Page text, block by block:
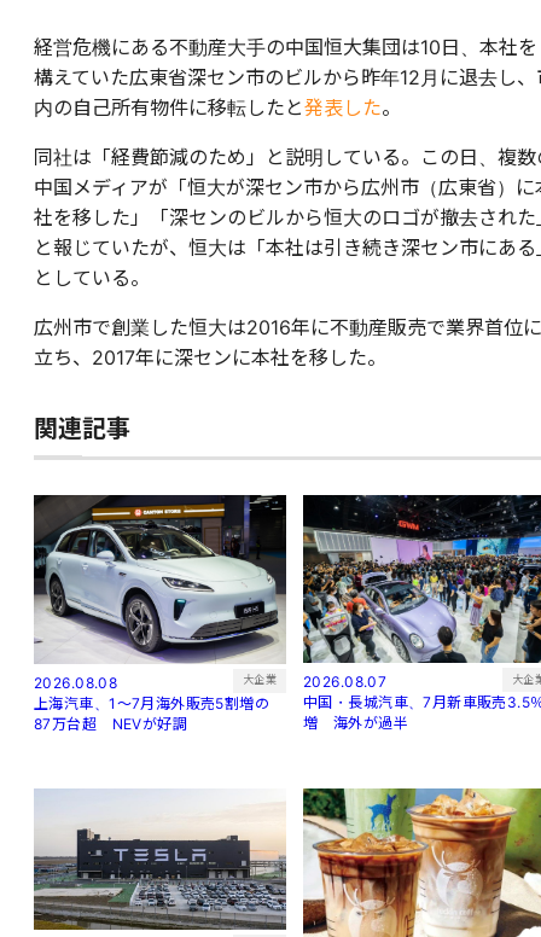
経営危機にある不動産大手の中国恒大集団は10日、本社を
構えていた広東省深セン市のビルから昨年12月に退去し、
内の自己所有物件に移転したと発表した。
同社は「経費節減のため」と説明している。この日、複数
中国メディアが「恒大が深セン市から広州市（広東省）に
社を移した」「深センのビルから恒大のロゴが撤去された
と報じていたが、恒大は「本社は引き続き深セン市にある
としている。
広州市で創業した恒大は2016年に不動産販売で業界首位に
立ち、2017年に深センに本社を移した。
関連記事
2026.08.08 大企業
上海汽車、1～7月海外販売5割増の
87万台超 NEVが好調
2026.08.07 大企
中国・長城汽車、7月新車販売3.5
増 海外が過半